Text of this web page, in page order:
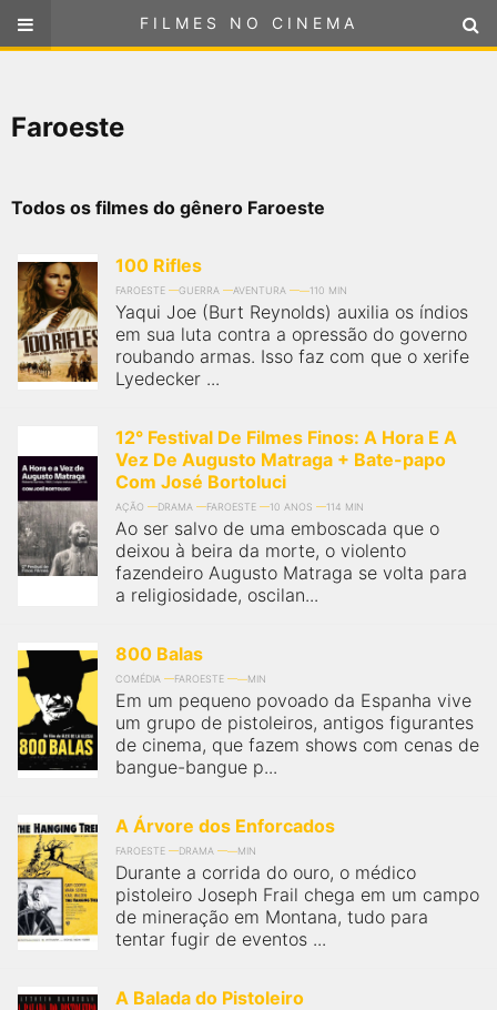
FILMES NO CINEMA
ou
Faroeste
Todos os filmes do gênero Faroeste
100 Rifles
FAROESTE GUERRA AVENTURA 110 MIN
Yaqui Joe (Burt Reynolds) auxilia os índios
em sua luta contra a opressão do governo
roubando armas. Isso faz com que o xerife
Lyedecker ...
12° Festival De Filmes Finos: A Hora E A
Vez De Augusto Matraga + Bate-papo
Com José Bortoluci
AÇÃO DRAMA FAROESTE 10 ANOS 114 MIN
Ao ser salvo de uma emboscada que o
deixou à beira da morte, o violento
fazendeiro Augusto Matraga se volta para
a religiosidade, oscilan...
800 Balas
COMÉDIA FAROESTE MIN
Em um pequeno povoado da Espanha vive
um grupo de pistoleiros, antigos figurantes
de cinema, que fazem shows com cenas de
bangue-bangue p...
A Árvore dos Enforcados
FAROESTE DRAMA MIN
Durante a corrida do ouro, o médico
pistoleiro Joseph Frail chega em um campo
de mineração em Montana, tudo para
tentar fugir de eventos ...
A Balada do Pistoleiro
FILMES NO CINEMA
PRÓXIMOS LANÇAMENTOS
GÊNEROS
NOTÍCIAS
PÁGINA INICIAL
FilmesNoCinema.com.bré o maior localizador de filmes e
sessões de cinema no Brasil. Através dele, você pode
encontrar os filmes no cinema mais próximos a você ou a
qualquer cidade em território brasileiro. Você pode também
acessar informações sobre cinemas, horários, assistir aos
trailers e muito mais.